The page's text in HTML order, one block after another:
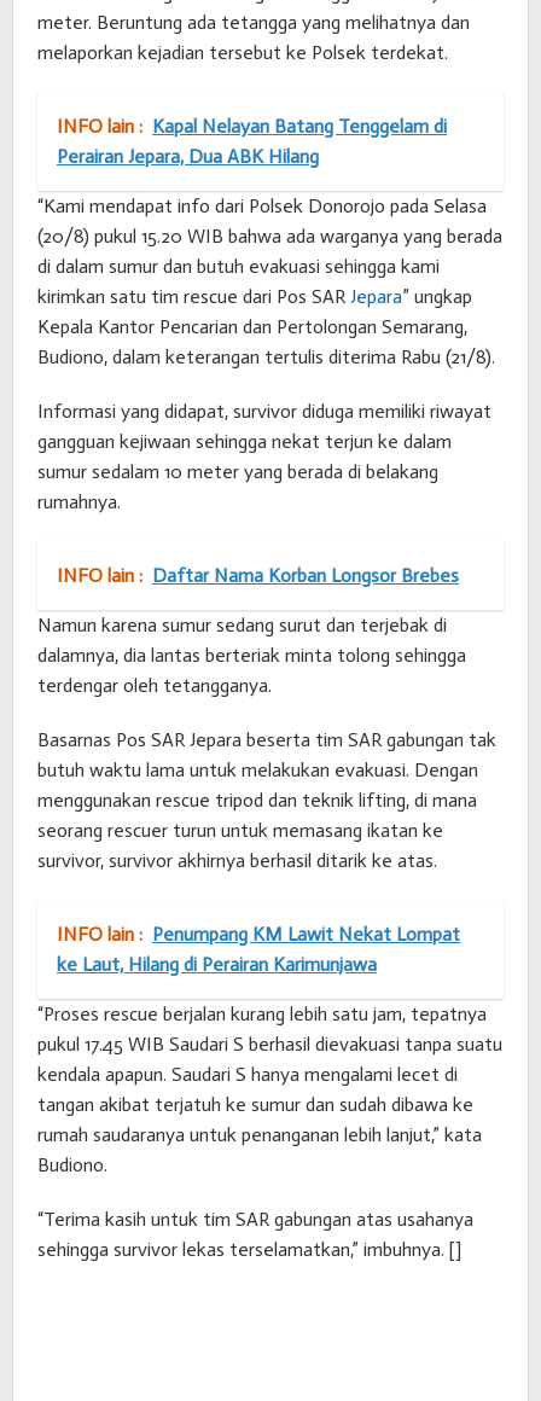
meter. Beruntung ada tetangga yang melihatnya dan
melaporkan kejadian tersebut ke Polsek terdekat.
INFO lain : Kapal Nelayan Batang Tenggelam di
Perairan Jepara, Dua ABK Hilang
“Kami mendapat info dari Polsek Donorojo pada Selasa
(20/8) pukul 15.20 WIB bahwa ada warganya yang berada
di dalam sumur dan butuh evakuasi sehingga kami
kirimkan satu tim rescue dari Pos SAR Jepara” ungkap
Kepala Kantor Pencarian dan Pertolongan Semarang,
Budiono, dalam keterangan tertulis diterima Rabu (21/8).
Informasi yang didapat, survivor diduga memiliki riwayat
gangguan kejiwaan sehingga nekat terjun ke dalam
sumur sedalam 10 meter yang berada di belakang
rumahnya.
INFO lain : Daftar Nama Korban Longsor Brebes
Namun karena sumur sedang surut dan terjebak di
dalamnya, dia lantas berteriak minta tolong sehingga
terdengar oleh tetangganya.
Basarnas Pos SAR Jepara beserta tim SAR gabungan tak
butuh waktu lama untuk melakukan evakuasi. Dengan
menggunakan rescue tripod dan teknik lifting, di mana
seorang rescuer turun untuk memasang ikatan ke
survivor, survivor akhirnya berhasil ditarik ke atas.
INFO lain : Penumpang KM Lawit Nekat Lompat
ke Laut, Hilang di Perairan Karimunjawa
“Proses rescue berjalan kurang lebih satu jam, tepatnya
pukul 17.45 WIB Saudari S berhasil dievakuasi tanpa suatu
kendala apapun. Saudari S hanya mengalami lecet di
tangan akibat terjatuh ke sumur dan sudah dibawa ke
rumah saudaranya untuk penanganan lebih lanjut,” kata
Budiono.
“Terima kasih untuk tim SAR gabungan atas usahanya
sehingga survivor lekas terselamatkan,” imbuhnya. []